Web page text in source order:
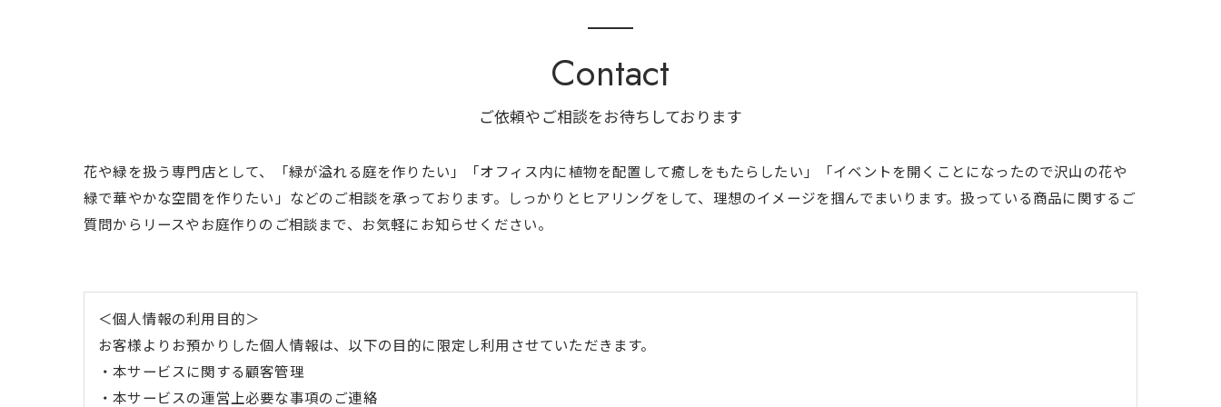
ご依頼やご相談をお待ちしております
Contact
花や緑を扱う専門店として、「緑が溢れる庭を作りたい」「オフィス内に植物を配置して癒しをもたらしたい」「イベントを開くことになったので沢山の花や
緑で華やかな空間を作りたい」などのご相談を承っております。しっかりとヒアリングをして、理想のイメージを掴んでまいります。扱っている商品に関するご
質問からリースやお庭作りのご相談まで、お気軽にお知らせください。
＜個人情報の利用目的＞
お客様よりお預かりした個人情報は、以下の目的に限定し利用させていただきます。
・本サービスに関する顧客管理
・本サービスの運営上必要な事項のご連絡